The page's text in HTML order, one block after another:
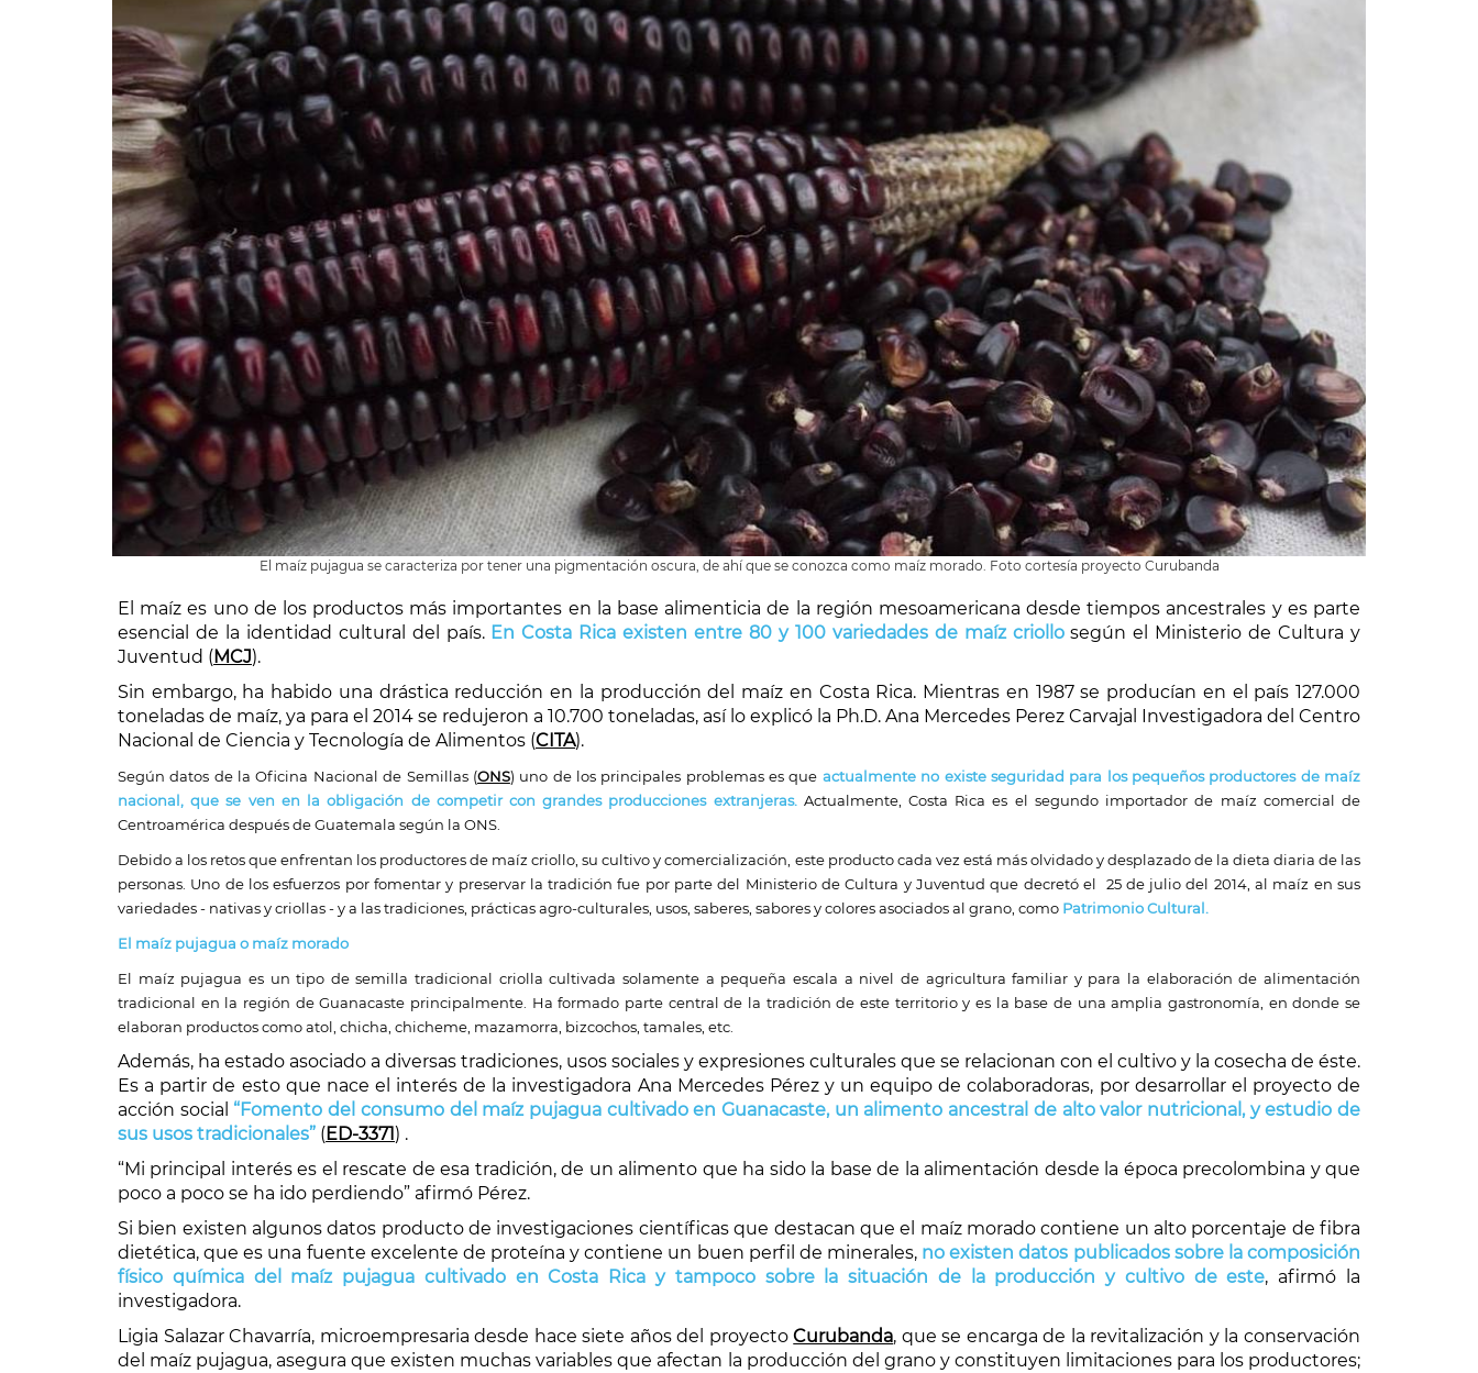
El maíz pujagua se caracteriza por tener una pigmentación oscura, de ahí que se conozca como maíz morado. Foto cortesía proyecto Curubanda
El maíz es uno de los productos más importantes en la base alimenticia de la región mesoamericana desde tiempos ancestrales y es parte
esencial de la identidad cultural del país. En Costa Rica existen entre 80 y 100 variedades de maíz criollosegún el Ministerio de Cultura y
Juventud ( MCJ).
Sin embargo, ha habido una drástica reducción en la producción del maíz en Costa Rica. Mientras en 1987 se producían en el país 127.000
toneladas de maíz, ya para el 2014 se redujeron a 10.700 toneladas, así lo explicó la Ph.D. Ana Mercedes Perez Carvajal Investigadora del Centro
Nacional de Ciencia y Tecnología de Alimentos (CITA).
Según datos de la Oficina Nacional de Semillas (ONS) uno de los principales problemas es que actualmente no existe seguridad para los pequeños productores de maíz
nacional, que se ven en la obligación de competir con grandes producciones extranjeras.Actualmente, Costa Rica es el segundo importador de maíz comercial de
Centroamérica después de Guatemala según la ONS.
Debido a los retos que enfrentan los productores de maíz criollo, su cultivo y comercialización, este producto cada vez está más olvidado y desplazado de la dieta diaria de las
personas. Uno de los esfuerzos por fomentar y preservar la tradición fue por parte del Ministerio de Cultura y Juventud que decretó el 25 de julio del 2014, al maíz en sus
variedades - nativas y criollas - y a las tradiciones, prácticas agro-culturales, usos, saberes, sabores y colores asociados al grano, como Patrimonio Cultural.
El maíz pujagua o maíz morado
El maíz pujagua es un tipo de semilla tradicional criolla cultivada solamente a pequeña escala a nivel de agricultura familiar y para la elaboración de alimentación
tradicional en la región de Guanacaste principalmente. Ha formado parte central de la tradición de este territorio y es la base de una amplia gastronomía, en donde se
elaboran productos como atol, chicha, chicheme, mazamorra, bizcochos, tamales, etc.
Además, ha estado asociado a diversas tradiciones, usos sociales y expresiones culturales que se relacionan con el cultivo y la cosecha de éste.
Es a partir de esto que nace el interés de la investigadora Ana Mercedes Pérez y un equipo de colaboradoras, por desarrollar el proyecto de
acción social “Fomento del consumo del maíz pujagua cultivado en Guanacaste, un alimento ancestral de alto valor nutricional, y estudio de
sus usos tradicionales” ( ED-3371 ) .
“Mi principal interés es el rescate de esa tradición, de un alimento que ha sido la base de la alimentación desde la época precolombina y que
poco a poco se ha ido perdiendo” afirmó Pérez.
Si bien existen algunos datos producto de investigaciones científicas que destacan que el maíz morado contiene un alto porcentaje de fibra
dietética, que es una fuente excelente de proteína y contiene un buen perfil de minerales, no existen datos publicados sobre la composición
físico química del maíz pujagua cultivado en Costa Rica y tampoco sobre la situación de la producción y cultivo de este, afirmó la
investigadora.
Ligia Salazar Chavarría, microempresaria desde hace siete años del proyectoCurubanda, que se encarga de la revitalización y la conservación
del maíz pujagua, asegura que existen muchas variables que afectan la producción del grano y constituyen limitaciones para los productores;